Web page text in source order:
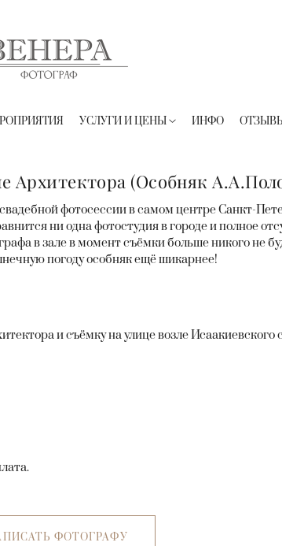
УСЛУГИ И ЦЕНЫ ИНФО
Архитектора (Особняк
фотосессии в самом центре Санкт-
ни одна фотостудия в городе и полное
в зале в момент съёмки больше никого не
погоду особняк ещё шикарнее!
и съёмку на улице возле Исаакиевского
ФОТОГРАФУ